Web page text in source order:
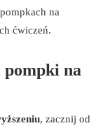
na
ćwiczeń.
pompki na
, zacznij od